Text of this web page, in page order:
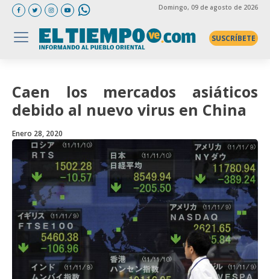
Domingo, 09 de agosto de 2026
SUSCRÍBETE
Caen los mercados asiáticos
debido al nuevo virus en China
Enero 28, 2020